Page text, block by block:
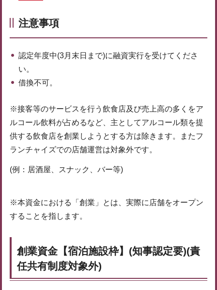
注意事項
認定年度中(3月末日まで)に融資実行を受けてくださ
い。
借換不可。
※接客等のサービスを行う飲食店及び売上高の多くをア
ルコール飲料が占めるなど、主としてアルコール類を提
供する飲食店を創業しようとする方は除きます。またフ
ランチャイズでの店舗運営は対象外です。
(例：居酒屋、スナック、バー等)
※本資金における「創業」とは、実際に店舗をオープン
することを指します。
創業資金【宿泊施設枠】(知事認定要)(責
任共有制度対象外)